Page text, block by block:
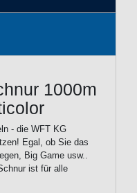
1000m
- die WFT KG
Egal, ob Sie das
Big Game usw..
ist für alle